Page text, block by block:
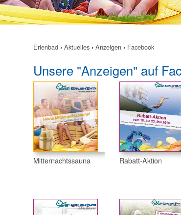
Erlenbad› Aktuelles› Anzeigen› Facebook
Unsere "Anzeigen" auf
Mitternachtssauna Rabatt-Aktion